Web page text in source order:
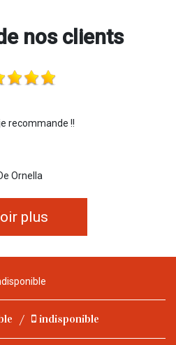
nos clients
recommande !!
Ornella
plus
/ indisponible